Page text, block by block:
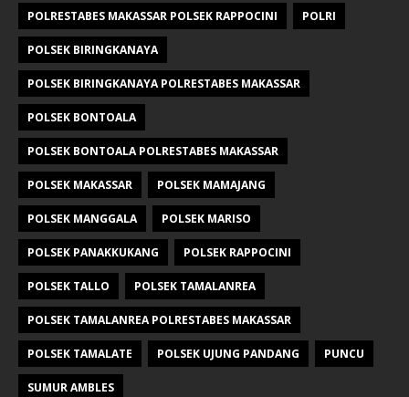
POLRESTABES MAKASSAR POLSEK RAPPOCINI POLRI
POLSEK BIRINGKANAYA
POLSEK BIRINGKANAYA POLRESTABES MAKASSAR
POLSEK BONTOALA
POLSEK BONTOALA POLRESTABES MAKASSAR
POLSEK MAKASSAR POLSEK MAMAJANG
POLSEK MANGGALA POLSEK MARISO
POLSEK PANAKKUKANG POLSEK RAPPOCINI
POLSEK TALLO POLSEK TAMALANREA
POLSEK TAMALANREA POLRESTABES MAKASSAR
POLSEK TAMALATE POLSEK UJUNG PANDANG PUNCU
SUMUR AMBLES